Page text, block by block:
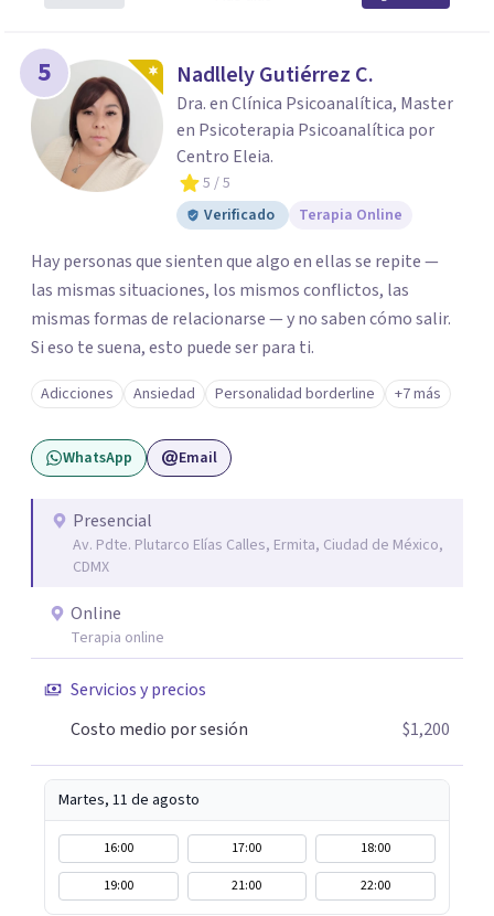
5 Nadllely Gutiérrez C.
Dra. en Clínica Psicoanalítica, Master
en Psicoterapia Psicoanalítica por
Centro Eleia.
5 / 5
Verificado
Terapia Online
Hay personas que sienten que algo en ellas se repite —
las mismas situaciones, los mismos conflictos, las
mismas formas de relacionarse — y no saben cómo salir.
Si eso te suena, esto puede ser para ti.
Adicciones Ansiedad Personalidad borderline +7 más
WhatsApp Email
Presencial
Av. Pdte. Plutarco Elías Calles, Ermita, Ciudad de México,
CDMX
Online
Terapia online
Servicios y precios
Costo medio por sesión
$1,200
Martes, 11 de agosto
16:00 17:00
18:00
19:00
21:00 22:00